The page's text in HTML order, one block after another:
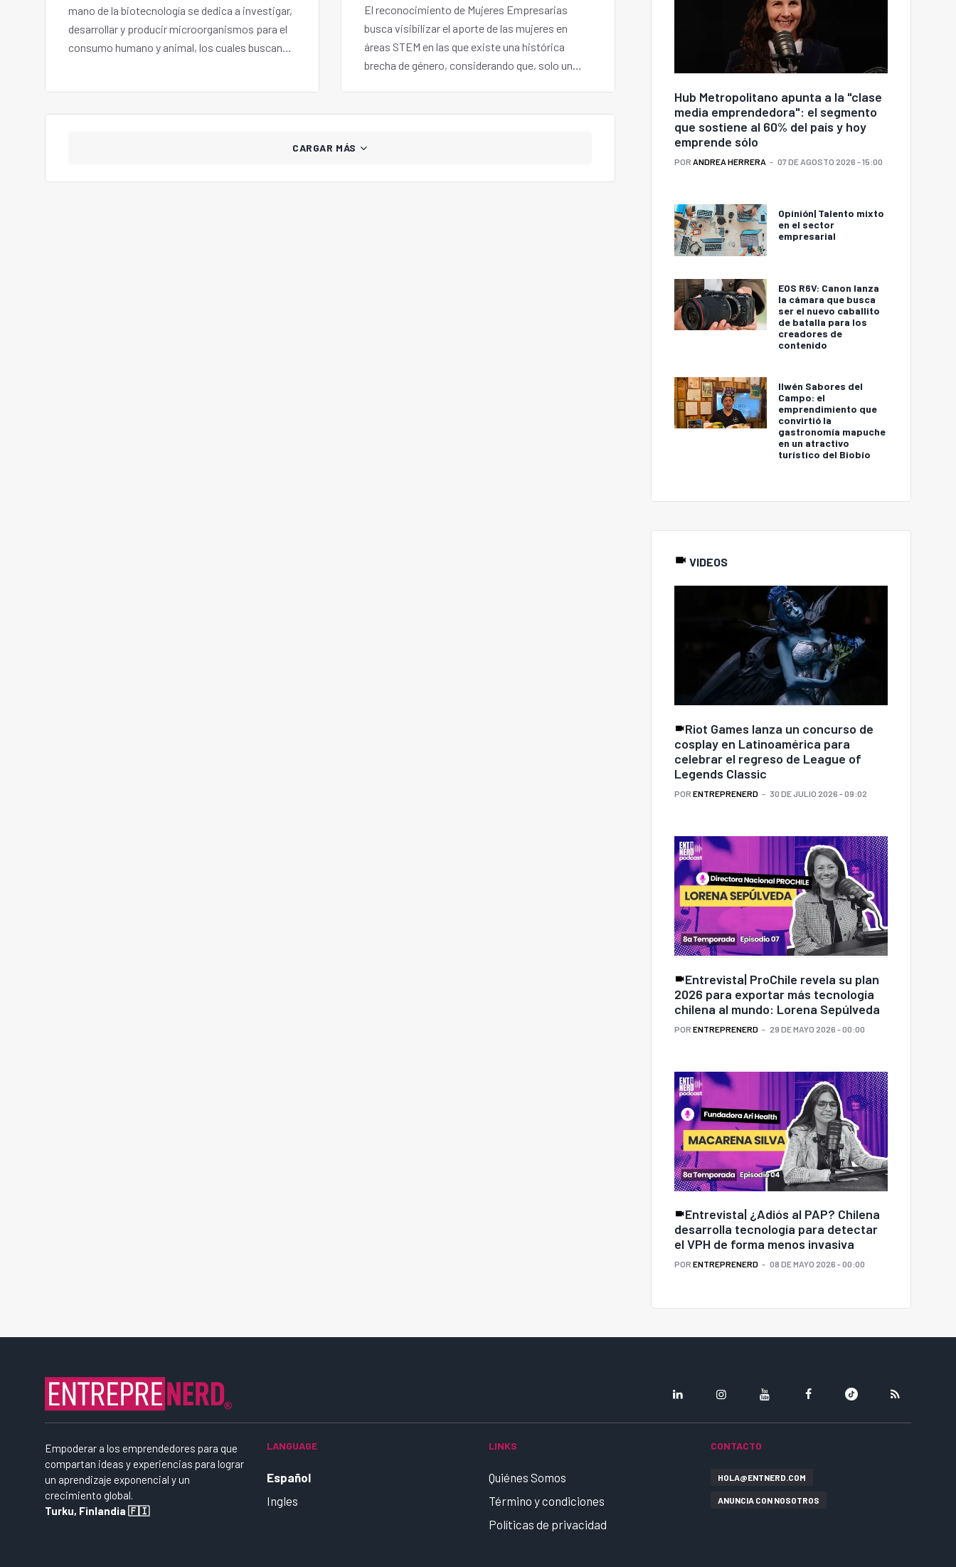
mano de la biotecnología se dedica a investigar,
desarrollar y producir microorganismos para el
consumo humano y animal, los cuales buscan
El reconocimiento de Mujeres Empresarias
busca visibilizar el aporte de las mujeres en
áreas STEM en las que existe una histórica
brecha de género, considerando que, solo un
CARGAR MÁS
Hub Metropolitano apunta a la "clase
media emprendedora": el segmento
que sostiene al 60% del país y hoy
emprende sólo
POR ANDREA HERRERA 07 DE AGOSTO 2026 - 15:00
Opinión| Talento mixto
en el sector
empresarial
EOS R6V: Canon lanza
la cámara que busca
ser el nuevo caballito
de batalla para los
creadores de
contenido
Ilwén Sabores del
Campo: el
emprendimiento que
convirtió la
gastronomía mapuche
en un atractivo
turístico del Biobío
VIDEOS
Riot Games lanza un concurso de
cosplay en Latinoamérica para
celebrar el regreso de League of
Legends Classic
POR ENTREPRENERD 30 DE JULIO 2026 - 09:02
Entrevista| ProChile revela su plan
2026 para exportar más tecnología
chilena al mundo: Lorena Sepúlveda
POR ENTREPRENERD 29 DE MAYO 2026 - 00:00
Entrevista| ¿Adiós al PAP? Chilena
desarrolla tecnología para detectar
el VPH de forma menos invasiva
POR ENTREPRENERD 08 DE MAYO 2026 - 00:00
Empoderar a los emprendedores para que
compartan ideas y experiencias para lograr
un aprendizaje exponencial y un
crecimiento global.
Turku, Finlandia 🇫🇮
LANGUAGE
Español
Ingles
LINKS
Quiénes Somos
Término y condiciones
Políticas de privacidad
CONTACTO
HOLA@ENTNERD.COM
ANUNCIA CON NOSOTROS